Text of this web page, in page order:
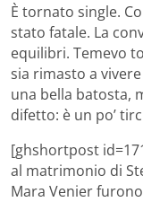
È tornato single.
stato fatale. La
equilibri. Temevo
sia rimasto a
una bella batosta,
difetto: è un po’
[ghshortpost
al matrimonio di
Mara Venier